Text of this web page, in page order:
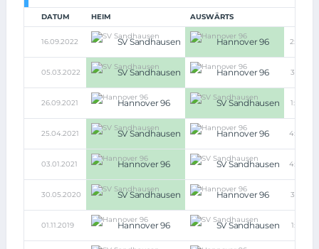
DATUM HEIM AUSWÄRTS
16.09.2022 SV Sandhausen Hannover 96 2:3
05.03.2022 SV Sandhausen Hannover 96 3:1
26.09.2021 Hannover 96 SV Sandhausen 1:2
25.04.2021 SV Sandhausen Hannover 96 4:2
03.01.2021 Hannover 96 SV Sandhausen 4:0
30.05.2020 SV Sandhausen Hannover 96 3:1
01.11.2019 Hannover 96 SV Sandhausen 1:1